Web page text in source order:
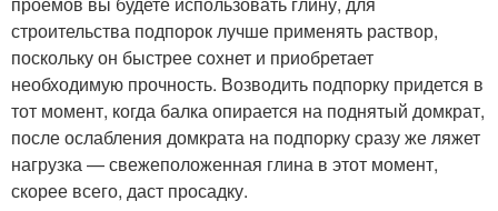
строительства подпорок лучше применять раствор,
поскольку он быстрее сохнет и приобретает
необходимую прочность. Возводить подпорку придется в
тот момент, когда балка опирается на поднятый домкрат,
после ослабления домкрата на подпорку сразу же ляжет
нагрузка — свежеположенная глина в этот момент,
скорее всего, даст просадку.